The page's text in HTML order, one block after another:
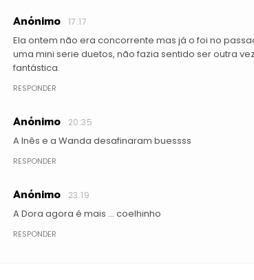
Anónimo 17:17
Ela ontem não era concorrente mas já o foi no
uma mini serie duetos, não fazia sentido ser outra
fantástica.
RESPONDER
Anónimo 20:35
A Inês e a Wanda desafinaram buessss
RESPONDER
Anónimo 23:19
A Dora agora é mais ... coelhinho
RESPONDER